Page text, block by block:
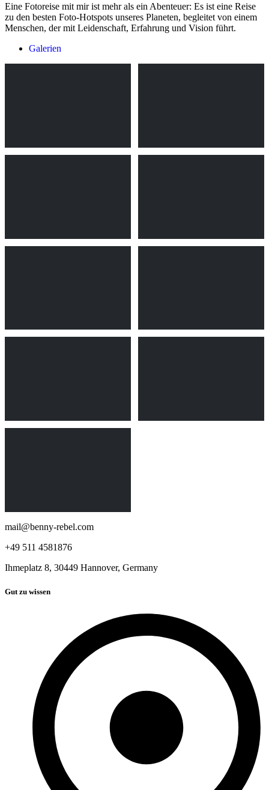
Eine Fotoreise mit mir ist mehr als ein Abenteuer: Es ist eine Reise
zu den besten Foto-Hotspots unseres Planeten, begleitet von einem
Menschen, der mit Leidenschaft, Erfahrung und Vision führt.
Galerien
mail@benny-rebel.com
+49 511 4581876
Ihmeplatz 8, 30449 Hannover, Germany
Gut zu wissen